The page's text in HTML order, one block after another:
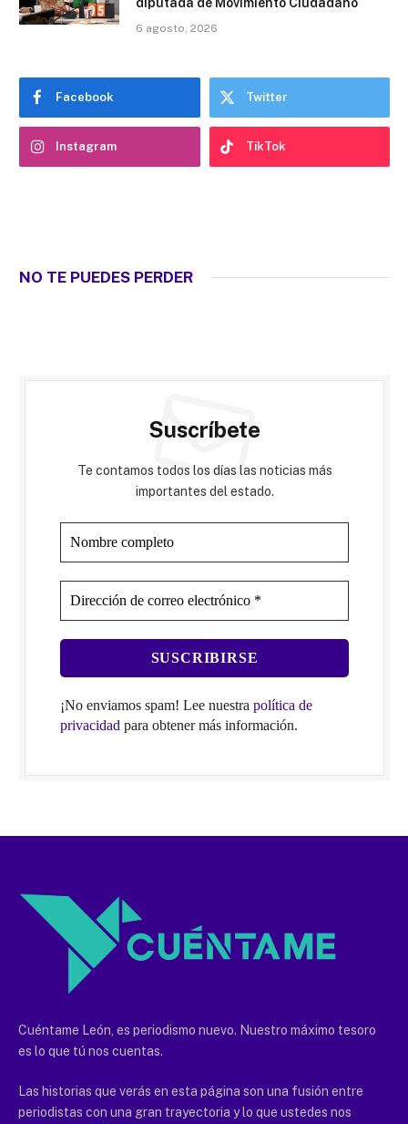
diputada de Movimiento Ciudadano
6 agosto, 2026
Facebook Twitter
Instagram TikTok
NO TE PUEDES PERDER
Suscríbete
Te contamos todos los días las noticias más
importantes del estado.
¡No enviamos spam! Lee nuestra política de
privacidad para obtener más información.
Cuéntame León, es periodismo nuevo. Nuestro máximo tesoro
es lo que tú nos cuentas.
Las historias que verás en esta página son una fusión entre
periodistas con una gran trayectoria y lo que ustedes nos